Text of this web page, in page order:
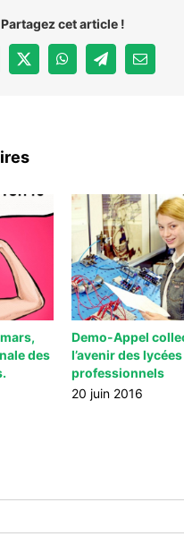
Partagez cet article !
X WhatsAppTelegramEmail
des
Demo-Appel
l’avenir des lycées
professionnels
20 juin 2016